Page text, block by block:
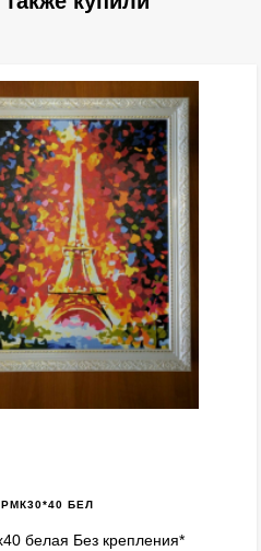
РМК30*40 БЕЛ
белая Без крепления*